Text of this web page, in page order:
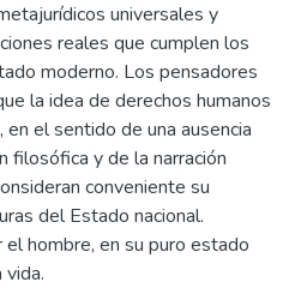
universales y
reales que cumplen los
moderno. Los pensadores
la idea de derechos humanos
el sentido de una ausencia
filosófica y de la narración
conveniente su
del Estado nacional.
hombre, en su puro estado